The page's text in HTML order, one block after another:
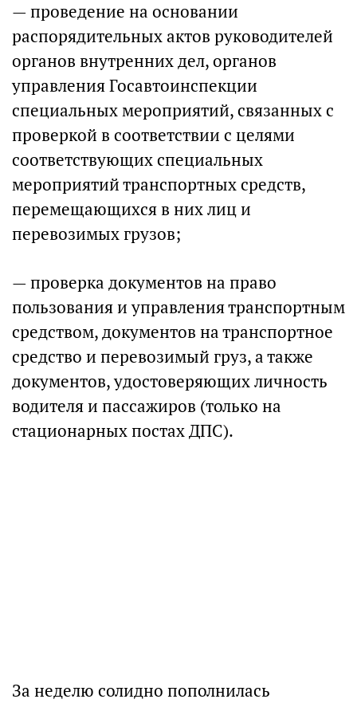
— проведение на основании
распорядительных актов руководителей
органов внутренних дел, органов
управления Госавтоинспекции
специальных мероприятий, связанных с
проверкой в соответствии с целями
соответствующих специальных
мероприятий транспортных средств,
перемещающихся в них лиц и
перевозимых грузов;
— проверка документов на право
пользования и управления транспортным
средством, документов на транспортное
средство и перевозимый груз, а также
документов, удостоверяющих личность
водителя и пассажиров (только на
стационарных постах ДПС).
За неделю солидно пополнилась